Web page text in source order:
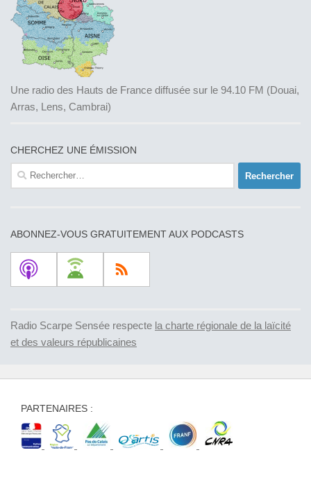
Une radio des Hauts de France diffusée sur le 94.10 FM (Douai,
Arras, Lens, Cambrai)
CHERCHEZ UNE ÉMISSION
Rechercher :
ABONNEZ-VOUS GRATUITEMENT AUX PODCASTS
Radio Scarpe Sensée respecte la charte régionale de la laïcité
et des valeurs républicaines
PARTENAIRES :